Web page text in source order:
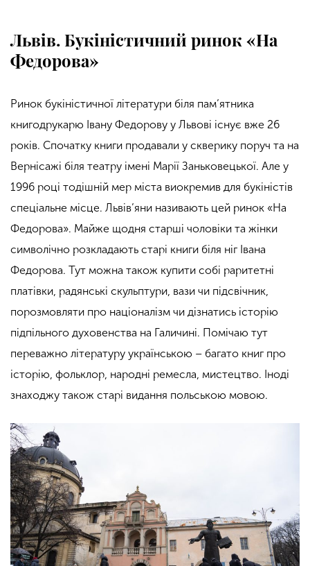
Львів. Букіністичний ринок «На
Федорова»
Ринок букіністичної літератури біля пам’ятника
книгодрукарю Івану Федорову у Львові існує вже 26
років. Спочатку книги продавали у скверику поруч та на
Вернісажі біля театру імені Марії Заньковецької. Але у
1996 році тодішній мер міста виокремив для букіністів
спеціальне місце. Львів’яни називають цей ринок «На
Федорова». Майже щодня старші чоловіки та жінки
символічно розкладають старі книги біля ніг Івана
Федорова. Тут можна також купити собі раритетні
платівки, радянські скульптури, вази чи підсвічник,
порозмовляти про націоналізм чи дізнатись історію
підпільного духовенства на Галичині. Помічаю тут
переважно літературу українською – багато книг про
історію, фольклор, народні ремесла, мистецтво. Іноді
знаходжу також старі видання польською мовою.